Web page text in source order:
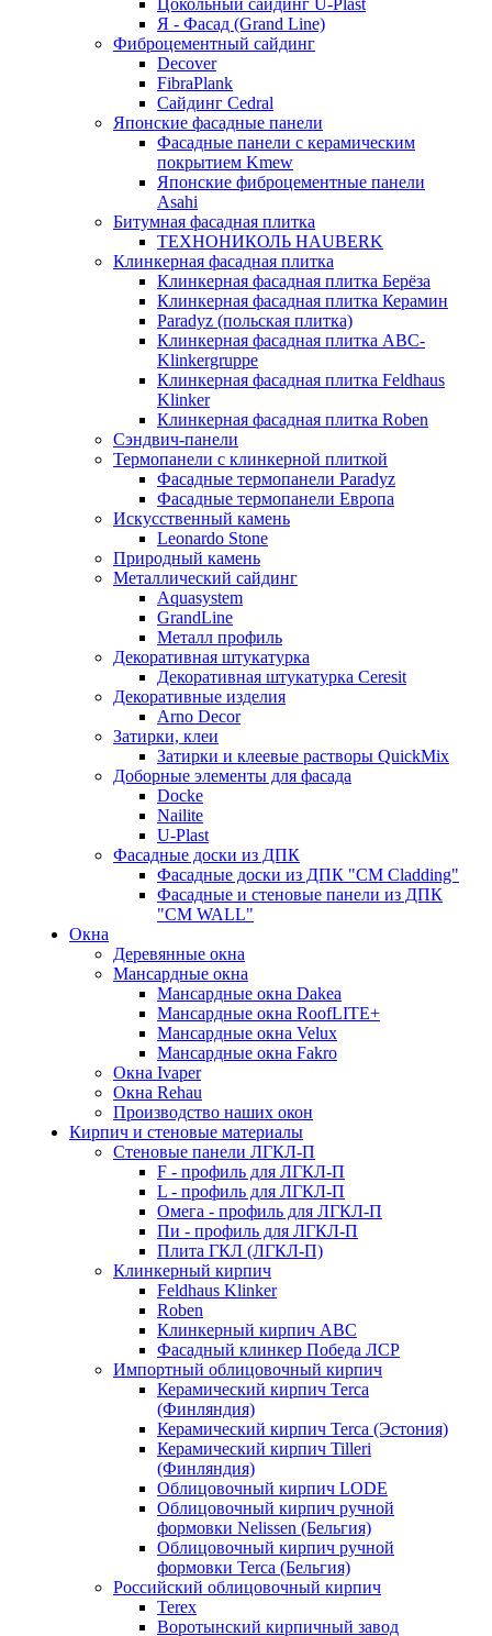
Цокольный сайдинг U-Plast
Я - Фасад (Grand Line)
Фиброцементный сайдинг
Decover
FibraPlank
Сайдинг Cedral
Японские фасадные панели
Фасадные панели с керамическим
покрытием Kmew
Японские фиброцементные панели
Asahi
Битумная фасадная плитка
ТЕХНОНИКОЛЬ HAUBERK
Клинкерная фасадная плитка
Клинкерная фасадная плитка Берёза
Клинкерная фасадная плитка Керамин
Paradyz (польская плитка)
Клинкерная фасадная плитка ABC-
Klinkergruppe
Клинкерная фасадная плитка Feldhaus
Klinker
Клинкерная фасадная плитка Roben
Сэндвич-панели
Термопанели с клинкерной плиткой
Фасадные термопанели Paradyz
Фасадные термопанели Европа
Искусственный камень
Leonardo Stone
Природный камень
Металлический сайдинг
Aquasystem
GrandLine
Металл профиль
Декоративная штукатурка
Декоративная штукатурка Ceresit
Декоративные изделия
Arno Decor
Затирки, клеи
Затирки и клеевые растворы QuickMix
Доборные элементы для фасада
Docke
Nailite
U-Plast
Фасадные доски из ДПК
Фасадные доски из ДПК "CM Cladding"
Фасадные и стеновые панели из ДПК
"CM WALL"
Окна
Деревянные окна
Мансардные окна
Мансардные окна Dakea
Мансардные окна RoofLITE+
Мансардные окна Velux
Мансардные окна Fakro
Окна Ivaper
Окна Rehau
Производство наших окон
Кирпич и стеновые материалы
Стеновые панели ЛГКЛ-П
F - профиль для ЛГКЛ-П
L - профиль для ЛГКЛ-П
Омега - профиль для ЛГКЛ-П
Пи - профиль для ЛГКЛ-П
Плита ГКЛ (ЛГКЛ-П)
Клинкерный кирпич
Feldhaus Klinker
Roben
Клинкерный кирпич ABC
Фасадный клинкер Победа ЛСР
Импортный облицовочный кирпич
Керамический кирпич Terca
(Финляндия)
Керамический кирпич Terca (Эстония)
Керамический кирпич Tilleri
(Финляндия)
Облицовочный кирпич LODE
Облицовочный кирпич ручной
формовки Nelissen (Бельгия)
Облицовочный кирпич ручной
формовки Terca (Бельгия)
Российский облицовочный кирпич
Terex
Воротынский кирпичный завод